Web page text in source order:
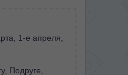
1-е апреля
, Подруге